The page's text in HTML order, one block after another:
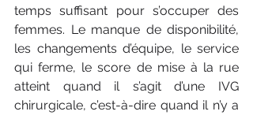
temps suffisant pour s’occuper des
femmes. Le manque de disponibilité,
les changements d’équipe, le service
qui ferme, le score de mise à la rue
atteint quand il s’agit d’une IVG
chirurgicale, c’est-à-dire quand il n’y a